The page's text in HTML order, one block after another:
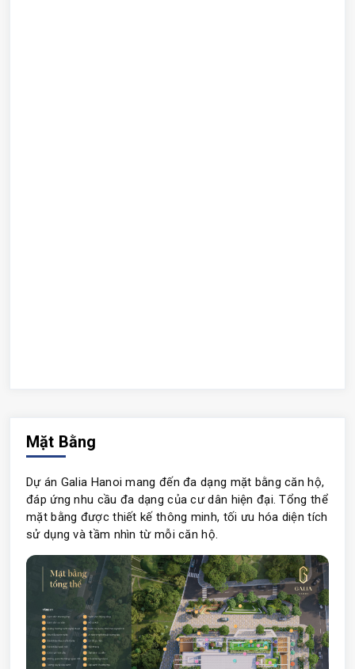
Mặt Bằng
Dự án Galia Hanoi mang đến đa dạng mặt bằng căn hộ,
đáp ứng nhu cầu đa dạng của cư dân hiện đại. Tổng thể
mặt bằng được thiết kế thông minh, tối ưu hóa diện tích
sử dụng và tầm nhìn từ mỗi căn hộ.